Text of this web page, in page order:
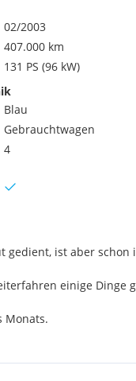
02/2003
407.000 km
131 PS (96 kW)
Blau
Gebrauchtwagen
4
gedient, ist aber schon
einige
Monats.